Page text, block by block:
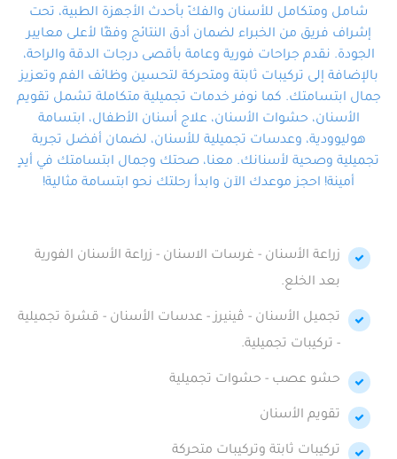
في أيد أمينة تلبي احتياجاتك بكل
احترافية ودقة.
شامل ومتكامل للأسنان والفكّ بأحدث الأجهزة الطبية، تحت
إشراف فريق من الخبراء لضمان أدق النتائج وفقًا لأعلى معايير
الجودة. نقدم جراحات فورية وعامة بأقصى درجات الدقة والراحة،
بالإضافة إلى تركيبات ثابتة ومتحركة لتحسين وظائف الفم وتعزيز
جمال ابتسامتك. كما نوفر خدمات تجميلية متكاملة تشمل تقويم
الأسنان، حشوات الأسنان، علاج أسنان الأطفال، ابتسامة
هوليوودية، وعدسات تجميلية للأسنان، لضمان أفضل تجربة
تجميلية وصحية لأسنانك. معنا، صحتك وجمال ابتسامتك في أيدٍ
أمينة! احجز موعدك الآن وابدأ رحلتك نحو ابتسامة مثالية!
زراعة الأسنان - غرسات الاسنان - زراعة الأسنان الفورية
بعد الخلع.
تجميل الأسنان - ڤينيرز - عدسات الأسنان - قشرة تجميلية
- تركيبات تجميلية.
حشو عصب - حشوات تجميلية
تقويم الأسنان
تركيبات ثابتة وتركيبات متحركة